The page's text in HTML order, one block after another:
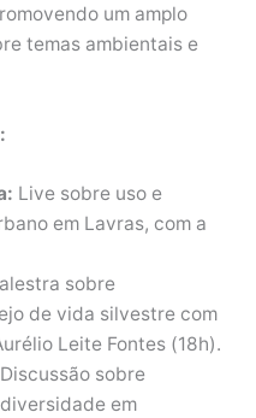
um amplo
temas ambientais e
Live sobre uso e
em Lavras, com a
sobre
de vida silvestre com
Leite Fontes (18h).
Discussão sobre
em